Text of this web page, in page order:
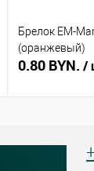
Брелок EM-
(оранжевый)
0.80 BYN. /